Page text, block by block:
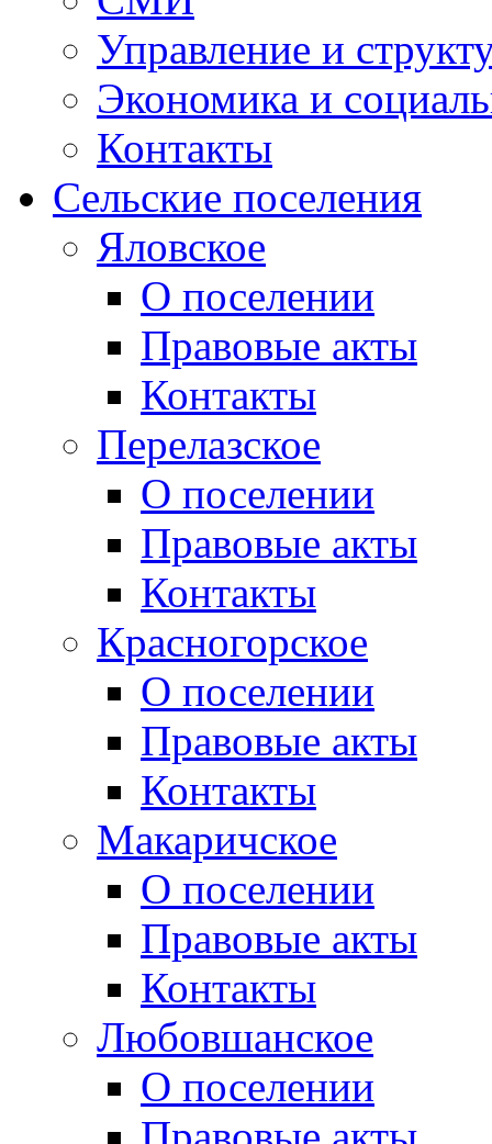
Управление и
Экономика и
Контакты
Сельские поселения
Яловское
О поселении
Правовые акты
Контакты
Перелазское
О поселении
Правовые акты
Контакты
Красногорское
О поселении
Правовые акты
Контакты
Макаричское
О поселении
Правовые акты
Контакты
Любовшанское
О поселении